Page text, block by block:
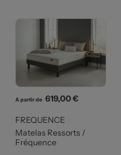
A partir de Prix
619,00 €
FREQUENCE
Matelas Ressorts /
Fréquence